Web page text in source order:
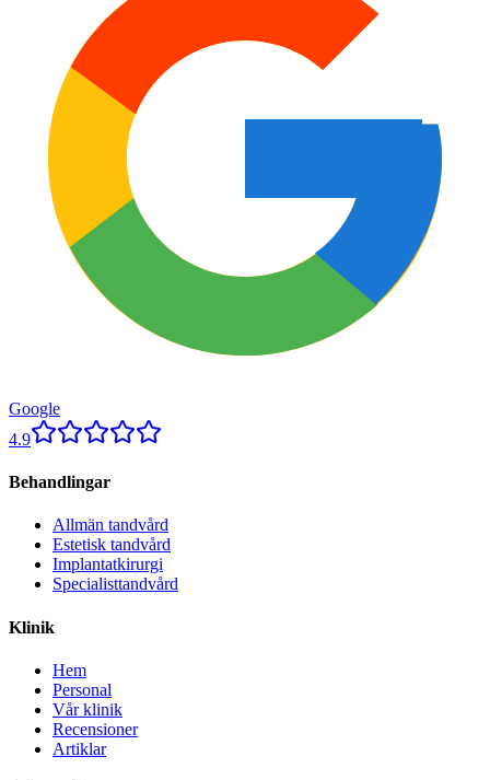
Google
4.9
Behandlingar
Allmän tandvård
Estetisk tandvård
Implantatkirurgi
Specialisttandvård
Klinik
Hem
Personal
Vår klinik
Recensioner
Artiklar